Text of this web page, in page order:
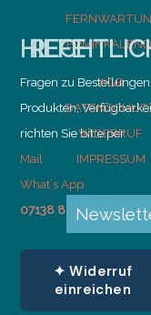
HILFE
Fragen zu Bestellungen,
Produkten,
richten Sie bitte per
Mail
What´s App
07138 814 99 00
AGB
WIDERRUF
IMPRESSUM
✦ Widerruf
einreichen